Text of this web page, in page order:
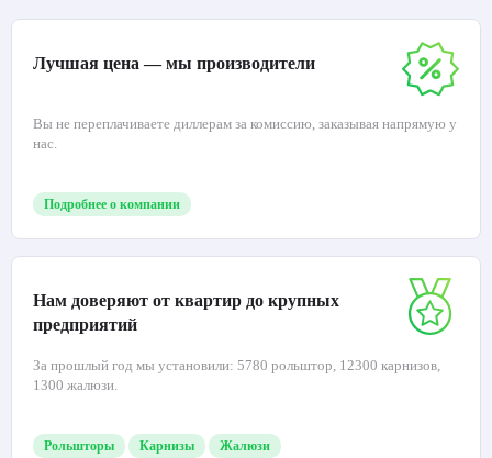
Лучшая цена — мы производители
Вы не переплачиваете диллерам за комиссию, заказывая напрямую у
нас.
Подробнее о компании
Нам доверяют от квартир до крупных
предприятий
За прошлый год мы установили: 5780 рольштор, 12300 карнизов,
1300 жалюзи.
Рольшторы Карнизы Жалюзи